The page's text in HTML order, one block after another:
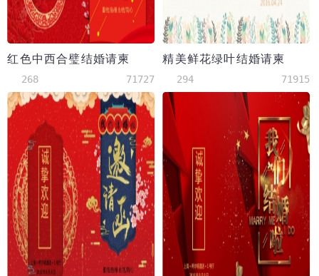
红色中西合璧结婚请柬
268 71727
精美鲜花绿叶结婚请柬
294 71915